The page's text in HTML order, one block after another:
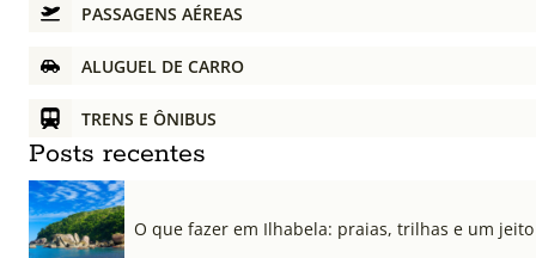
PASSAGENS AÉREAS
ALUGUEL DE CARRO
TRENS E ÔNIBUS
Posts recentes
O que fazer em Ilhabela: praias, trilhas e um